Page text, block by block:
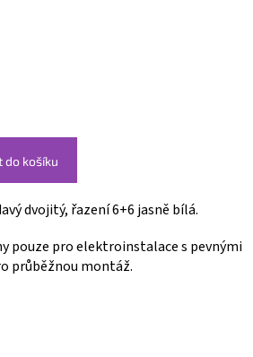
do košíku
dvojitý, řazení 6+6 jasně bílá.
pouze pro elektroinstalace s pevnými
průběžnou montáž.